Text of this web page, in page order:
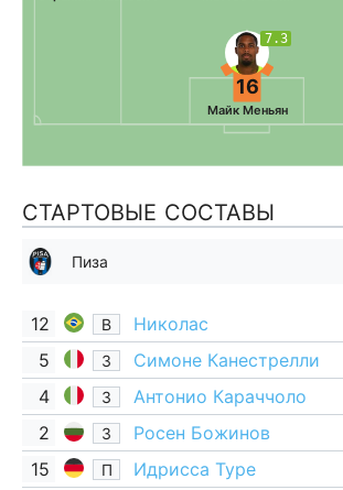
7.3
16
Майк Меньян
СТАРТОВЫЕ СОСТАВЫ
Пиза
12 В Николас
5 З Симоне Канестрелли
4 З Антонио Караччоло
2 З Росен Божинов
15 П Идрисса Туре